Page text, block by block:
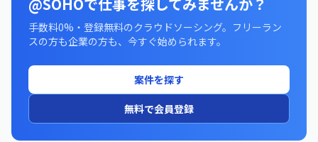
手数料0%・登録無料のクラウドソーシング。フリーラン
スの方も企業の方も、今すぐ始められます。
案件を探す
無料で会員登録